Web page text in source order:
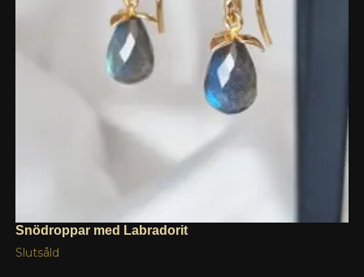
Snödroppar med Labradorit
Slutsåld